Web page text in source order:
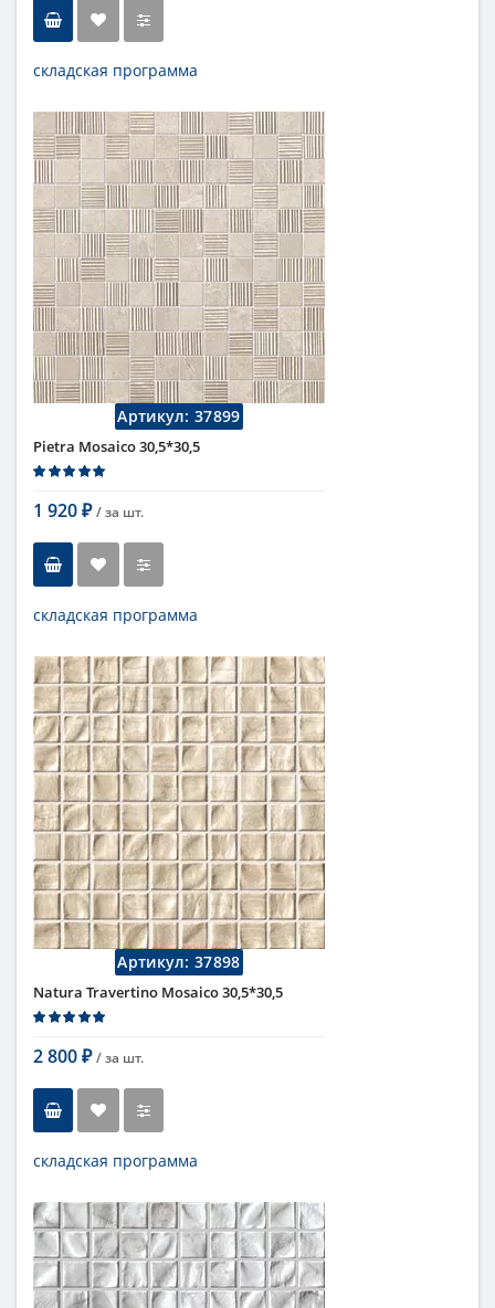
складская программа
Длина
30,5 см
Высота
30,5 см
Рисунок
под мрамор...
Цвет
серый
Страна
Италия
Поверхность
матовая
Коллекция
Fap Ceramiche
Артикул:37899
Pietra Mosaico 30,5*30,5
1 920 ₽ / за шт.
складская программа
Длина
30,5 см
Высота
30,5 см
Цвет
бежевый,светлый
Страна
Италия
Поверхность
матовая
Коллекция
Fap Ceramiche
Артикул:37898
Natura Travertino Mosaico 30,5*30,5
2 800 ₽ / за шт.
складская программа
Длина
30,5 см
Высота
30,5 см
Цвет
бежевый,светлый
Страна
Италия